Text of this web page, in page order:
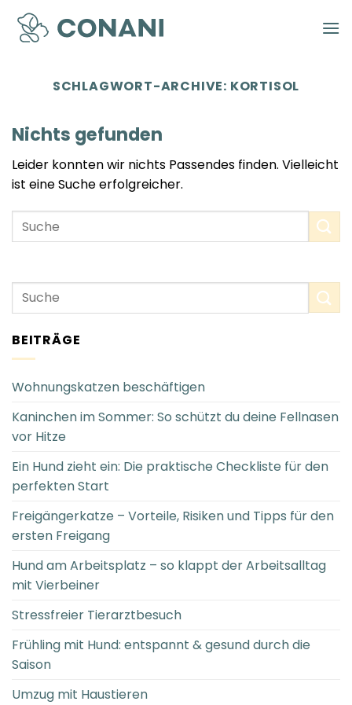
Zum
Inhalt
springen
SCHLAGWORT-ARCHIVE: KORTISOL
Nichts gefunden
Leider konnten wir nichts Passendes finden. Vielleicht
ist eine Suche erfolgreicher.
BEITRÄGE
Wohnungskatzen beschäftigen
Kaninchen im Sommer: So schützt du deine Fellnasen
vor Hitze
Ein Hund zieht ein: Die praktische Checkliste für den
perfekten Start
Freigängerkatze – Vorteile, Risiken und Tipps für den
ersten Freigang
Hund am Arbeitsplatz – so klappt der Arbeitsalltag
mit Vierbeiner
Stressfreier Tierarztbesuch
Frühling mit Hund: entspannt & gesund durch die
Saison
Umzug mit Haustieren